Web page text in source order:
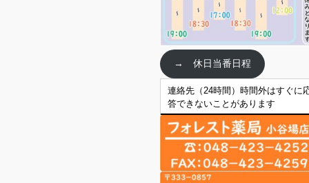
→ 休日当番日程
連絡先（24時間）時間外はすぐに
答できないことがあります